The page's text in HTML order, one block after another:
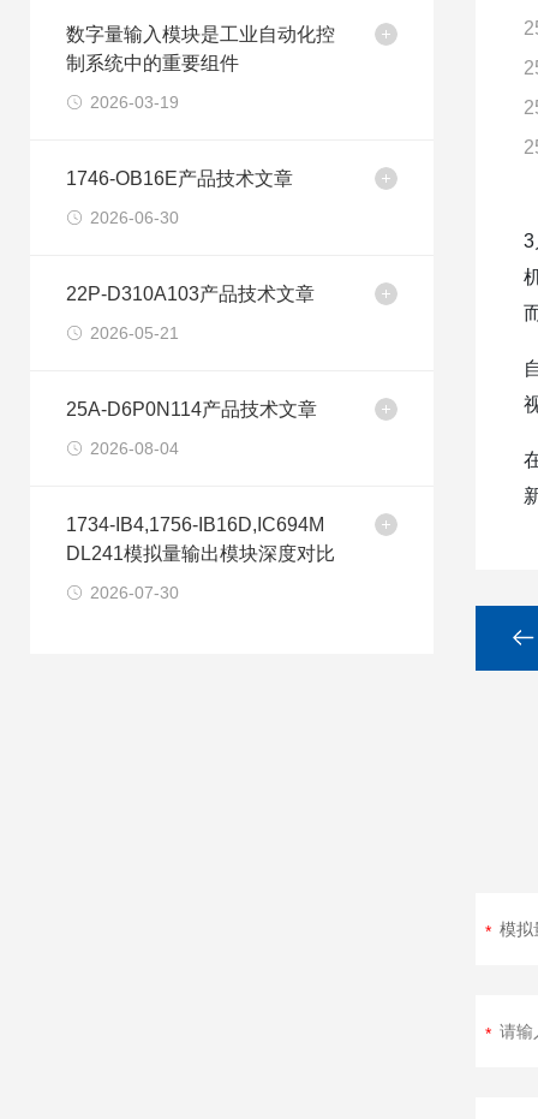
数字量输入模块是工业自动化控
制系统中的重要组件
2026-03-19
1746-OB16E产品技术文章
2026-06-30
22P-D310A103产品技术文章
2026-05-21
25A-D6P0N114产品技术文章
2026-08-04
1734-IB4,1756-IB16D,IC694M
DL241模拟量输出模块深度对比
2026-07-30
3